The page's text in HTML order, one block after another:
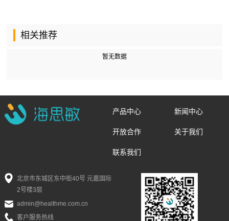
相关推荐
暂无数据
产品中心 新闻中心
开放合作 关于我们
联系我们
北京市东城区东中街40号 元嘉国际
2号楼3层
admin@healthme.com.cn
客户服务热线